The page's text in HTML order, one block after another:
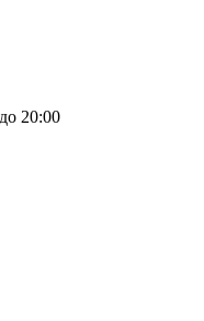
20:00